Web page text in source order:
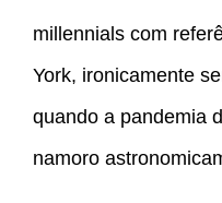
millennials com
York, ironicamente
quando a pandemia
namoro